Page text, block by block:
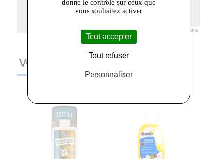
© Openstreetmap France | ©OpenStreetMap contributors
VOUS AIMEREZ AUSSI
donne le contrôle sur ceux que
vous souhaitez activer
Tout accepter
Tout refuser
Personnaliser